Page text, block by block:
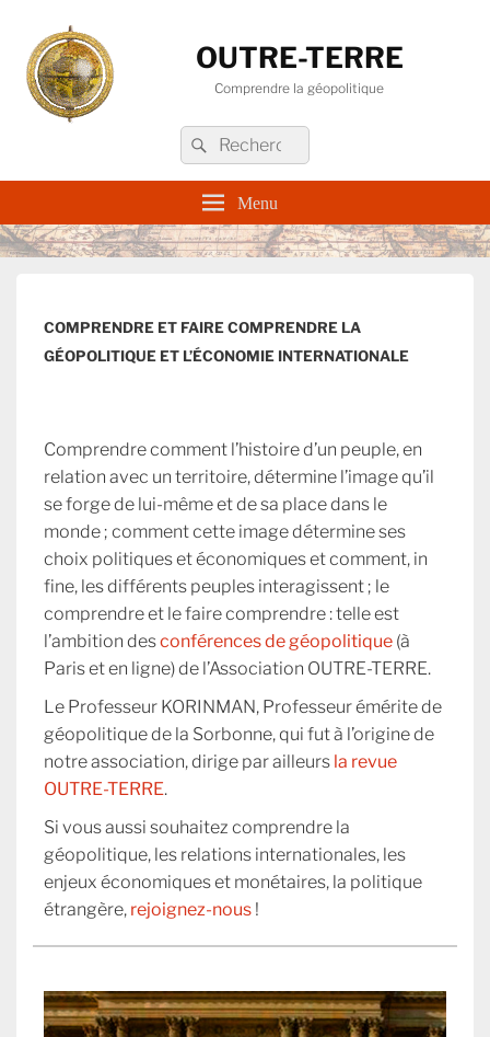
OUTRE-TERRE
Comprendre la géopolitique
Recherche :
Rechercher
Menu
COMPRENDRE ET FAIRE COMPRENDRE LA
GÉOPOLITIQUE ET L’ÉCONOMIE INTERNATIONALE
Comprendre comment l’histoire d’un peuple, en
relation avec un territoire, détermine l’image qu’il
se forge de lui-même et de sa place dans le
monde ; comment cette image détermine ses
choix politiques et économiques et comment, in
fine, les différents peuples interagissent ; le
comprendre et le faire comprendre : telle est
l’ambition desconférences de géopolitique (à
Paris et en ligne) de l’Association OUTRE-TERRE.
Le Professeur KORINMAN, Professeur émérite de
géopolitique de la Sorbonne, qui fut à l’origine de
notre association, dirige par ailleurs la revue
OUTRE-TERRE.
Si vous aussi souhaitez comprendre la
géopolitique, les relations internationales, les
enjeux économiques et monétaires, la politique
étrangère, rejoignez-nous !